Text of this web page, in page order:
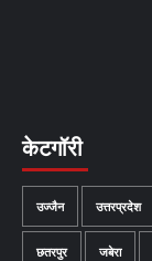
केटगॉरी
उज्जैन उत्तरप्रदेश
छतरपुर जबेरा